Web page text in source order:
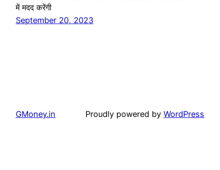
में मदद करेंगी
September 20, 2023
GMoney.in Proudly powered by WordPress